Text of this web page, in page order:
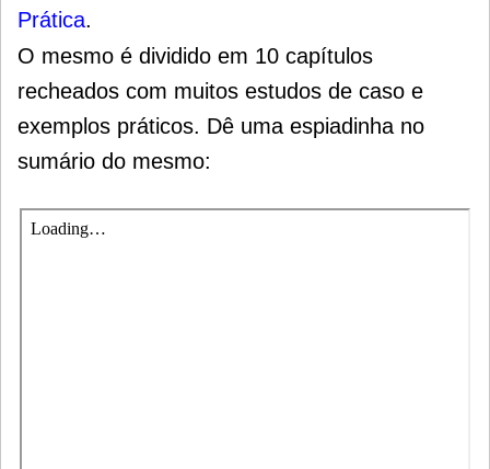
Prática.
O mesmo é dividido em 10 capítulos
recheados com muitos estudos de caso e
exemplos práticos. Dê uma espiadinha no
sumário do mesmo: